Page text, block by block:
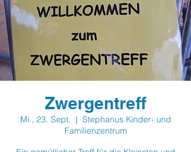
Zwergentreff
Mi., 23. Sept.
  |
Stephanus Kinder- und
Familienzentrum